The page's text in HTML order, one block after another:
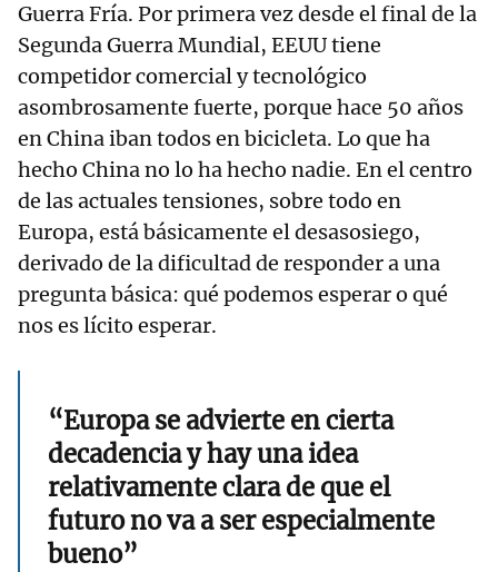
Guerra Fría. Por primera vez desde el final de la
Segunda Guerra Mundial, EEUU tiene
competidor comercial y tecnológico
asombrosamente fuerte, porque hace 50 años
en China iban todos en bicicleta. Lo que ha
hecho China no lo ha hecho nadie. En el centro
de las actuales tensiones, sobre todo en
Europa, está básicamente el desasosiego,
derivado de la dificultad de responder a una
pregunta básica: qué podemos esperar o qué
nos es lícito esperar.
“Europa se advierte en cierta
decadencia y hay una idea
relativamente clara de que el
futuro no va a ser especialmente
bueno”